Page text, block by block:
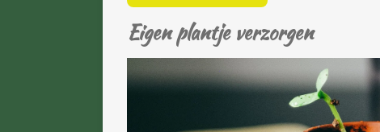
Eigen plantje verzorgen